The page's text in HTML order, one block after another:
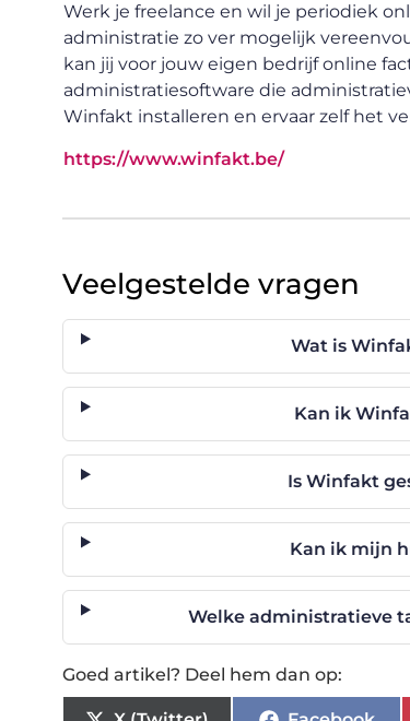
Werk je freelance en wil je periodiek
administratie zo ver mogelijk
kan jij voor jouw eigen bedrijf online
administratiesoftware die
Winfakt installeren en ervaar zelf het
https://www.winfakt.be/
Veelgestelde vragen
Wat is
Kan ik
Is Winfakt
Kan ik mijn
Welke administratieve
Goed artikel? Deel hem dan op: